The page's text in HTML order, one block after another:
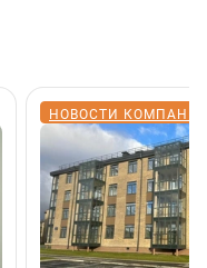
НОВОСТИ